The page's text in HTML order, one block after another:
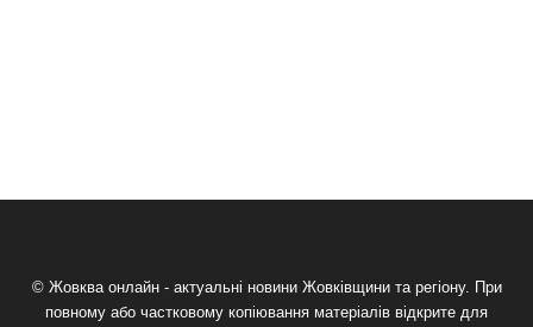
© Жовква онлайн - актуальні новини Жовківщини та регіону. При
повному або частковому копіювання матеріалів відкрите для